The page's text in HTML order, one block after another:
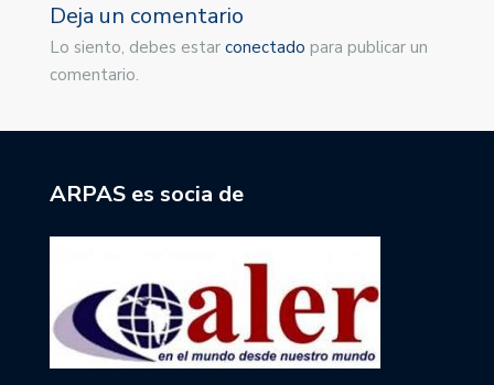
Deja un comentario
Lo siento, debes estar conectado para publicar un
comentario.
ARPAS es socia de